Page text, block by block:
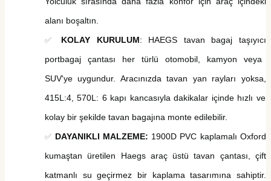
alanı boşaltın.
✅ KOLAY KURULUM: HAEGS tavan bagaj taşıyıcı
portbagaj çantası her türlü otomobil, kamyon veya
SUV'ye uygundur. Aracınızda tavan yan rayları yoksa,
415L:4, 570L: 6 kapı kancasıyla dakikalar içinde hızlı ve
kolay bir şekilde tavan bagajına monte edilebilir.
✅ DAYANIKLI MALZEME: 1900D PVC kaplamalı Oxford
kumaştan üretilen Haegs araç üstütavan çantası, çift
katmanlı su geçirmez bir kaplama tasarımına sahiptir.